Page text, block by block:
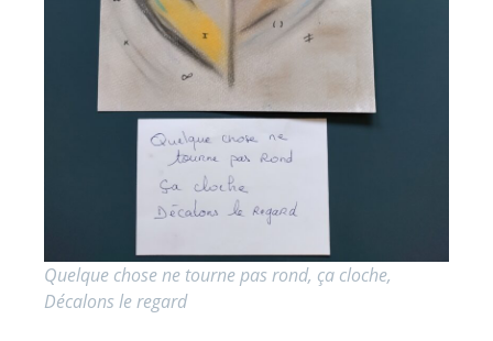
Quelque chose ne tourne pas rond, ça cloche,
Décalons le regard